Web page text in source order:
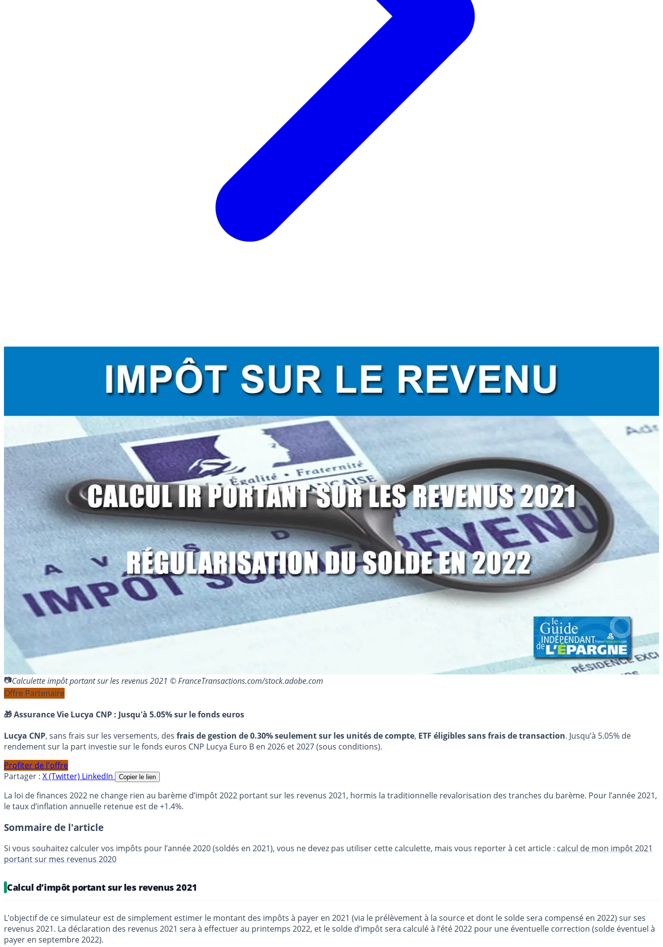
Calculette impôt portant sur les revenus 2021 © FranceTransactions.com/stock.adobe.com
Offre Partenaire
🎁 Assurance Vie Lucya CNP : Jusqu'à 5.05% sur le fonds euros
Lucya CNP, sans frais sur les versements, des frais de gestion de 0.30% seulement sur les unités de compte, ETF éligibles sans frais de transaction. Jusqu’à 5.05% de
rendement sur la part investie sur le fonds euros CNP Lucya Euro B en 2026 et 2027 (sous conditions).
Profiter de l'offre
Partager : X (Twitter) LinkedIn Copier le lien
La loi de finances 2022 ne change rien au barème d’impôt 2022 portant sur les revenus 2021, hormis la traditionnelle revalorisation des tranches du barème. Pour l’année 2021,
le taux d’inflation annuelle retenue est de +1.4%.
Sommaire de l'article
Si vous souhaitez calculer vos impôts pour l’année 2020 (soldés en 2021), vous ne devez pas utiliser cette calculette, mais vous reporter à cet article : calcul de mon impôt 2021
portant sur mes revenus 2020
Calcul d’impôt portant sur les revenus 2021
L’objectif de ce simulateur est de simplement estimer le montant des impôts à payer en 2021 (via le prélèvement à la source et dont le solde sera compensé en 2022) sur ses
revenus 2021. La déclaration des revenus 2021 sera à effectuer au printemps 2022, et le solde d’impôt sera calculé à l’été 2022 pour une éventuelle correction (solde éventuel à
payer en septembre 2022).